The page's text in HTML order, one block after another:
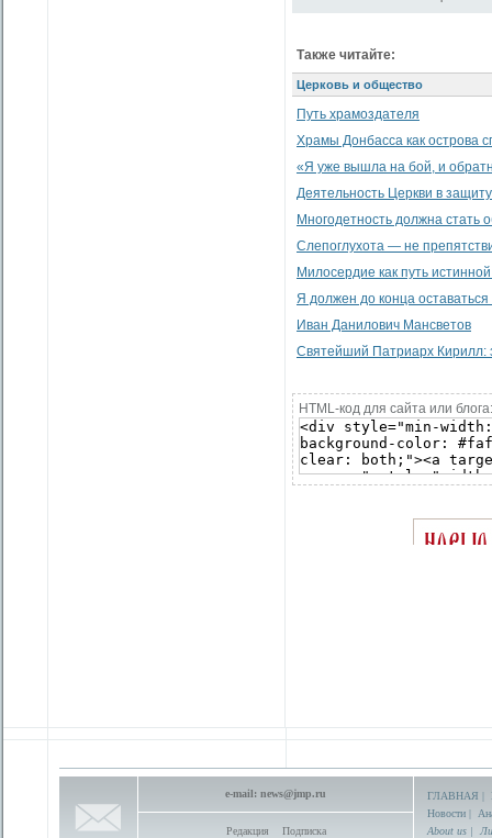
Также читайте:
Церковь и общество
Путь храмоздателя
Храмы Донбасса как острова
«Я уже вышла на бой, и
Деятельность Церкви в
Многодетность должна стать
Слепоглухота — не
Милосердие как путь
Я должен до конца оставаться
Иван Данилович Мансветов
Святейший Патриарх Кирилл:
HTML-код для сайта или блога:
e-mail: news@jmp.ru
Редакция Подписка
ГЛАВНАЯ |
Новости |
About us |